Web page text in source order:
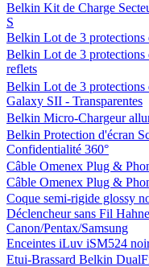
Belkin Kit de Charge
S
Belkin Lot de 3 protections
Belkin Lot de 3 protections
reflets
Belkin Lot de 3 protections
Galaxy SII - Transparentes
Belkin Micro-Chargeur
Belkin Protection d'écran
Confidentialité 360°
Câble Omenex Plug &
Câble Omenex Plug &
Coque semi-rigide glossy
Déclencheur sans Fil
Canon/Pentax/Samsung
Enceintes iLuv iSM524
Etui-Brassard Belkin